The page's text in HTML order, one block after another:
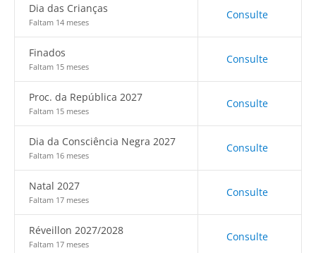
Dia das Crianças
Faltam 14 meses
Consulte
Finados
Faltam 15 meses
Consulte
Proc. da República 2027
Faltam 15 meses
Consulte
Dia da Consciência Negra 2027
Faltam 16 meses
Consulte
Natal 2027
Faltam 17 meses
Consulte
Réveillon 2027/2028
Faltam 17 meses
Consulte